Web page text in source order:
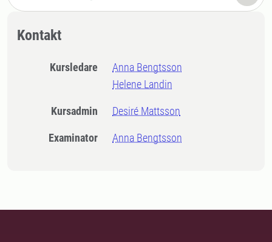
Kontakt
Kursledare
Anna Bengtsson
Helene Landin
Kursadmin Desiré Mattsson
Examinator Anna Bengtsson